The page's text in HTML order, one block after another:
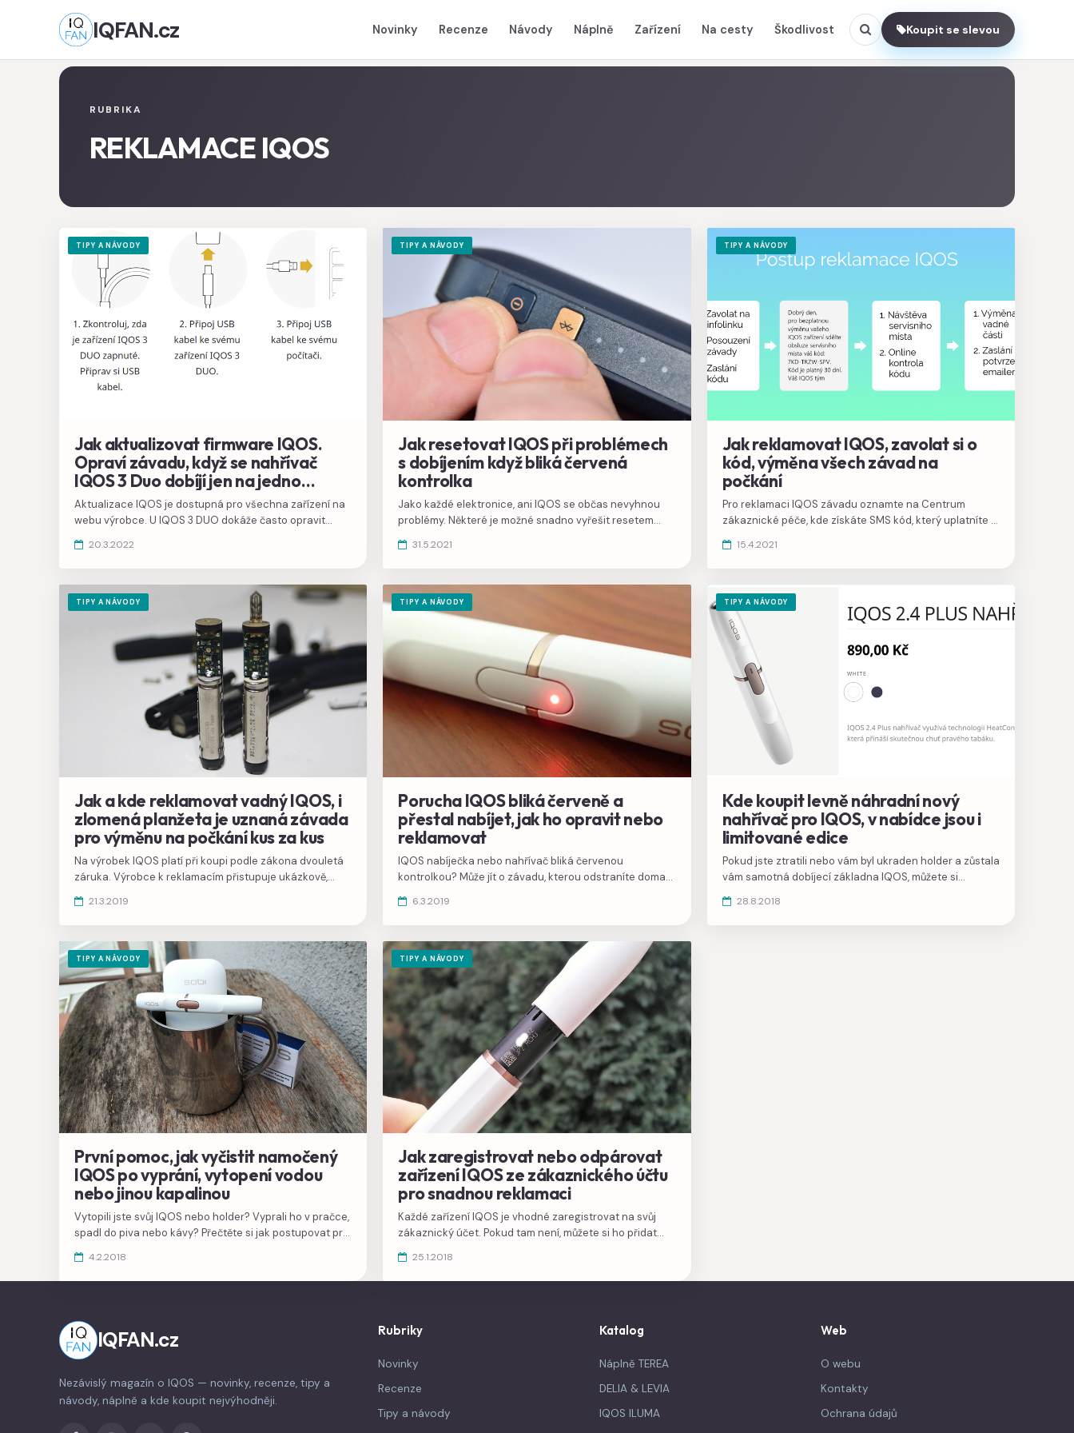
IQFAN.cz Novinky Recenze Návody Náplně Zařízení Na cesty Škodlivost Koupit se slevou
RUBRIKA
REKLAMACE IQOS
TIPY A NÁVODY
Jak aktualizovat firmware IQOS.
Opraví závadu, když se nahřívač
IQOS 3 Duo dobíjí jen na jedno
použití
Aktualizace IQOS je dostupná pro všechna zařízení na
webu výrobce. U IQOS 3 DUO dokáže často opravit
Duo přestane nabíjet na dvě použití HEETS a pak svítí jen
jedna kontrolka.
20.3.2022
TIPY A NÁVODY
Jak resetovat IQOS při problémech
s dobíjením když bliká červená
kontrolka
Jako každé elektronice, ani IQOS se občas nevyhnou
problémy. Některé je možné snadno vyřešit resetem
31.5.2021
TIPY A NÁVODY
Jak reklamovat IQOS, zavolat si o
kód, výměna všech závad na
počkání
Pro reklamaci IQOS závadu oznamte na Centrum
zákaznické péče, kde získáte SMS kód, který uplatníte v
případě mechanického poškození zůstává zachována.
15.4.2021
TIPY A NÁVODY
Jak a kde reklamovat vadný IQOS, i
zlomená planžeta je uznaná závada
pro výměnu na počkání kus za kus
Na výrobek IQOS platí při koupi podle zákona dvouletá
záruka. Výrobce k reklamacím přistupuje ukázkově,
počkání.
21.3.2019
TIPY A NÁVODY
Porucha IQOS bliká červeně a
přestal nabíjet, jak ho opravit nebo
reklamovat
IQOS nabíječka nebo nahřívač bliká červenou
kontrolkou? Může jít o závadu, kterou odstraníte doma
reklamace.
6.3.2019
TIPY A NÁVODY
Kde koupit levně náhradní nový
nahřívač pro IQOS, v nabídce jsou i
limitované edice
Pokud jste ztratili nebo vám byl ukraden holder a zůstala
vám samotná dobíjecí základna IQOS, můžete si
edice. Není to ale příliš výhodné, poradíme vám
výhodnější řešení.
28.8.2018
TIPY A NÁVODY
První pomoc, jak vyčistit namočený
IQOS po vyprání, vytopení vodou
nebo jinou kapalinou
Vytopili jste svůj IQOS nebo holder? Vyprali ho v pračce,
spadl do piva nebo kávy? Přečtěte si jak postupovat pro
vyčištění během prvních okamžiků.
4.2.2018
TIPY A NÁVODY
Jak zaregistrovat nebo odpárovat
zařízení IQOS ze zákaznického účtu
pro snadnou reklamaci
Každé zařízení IQOS je vhodné zaregistrovat na svůj
zákaznický účet. Pokud tam není, můžete si ho přidat
sami i v případě nákupu z bazaru nebo druhé ruky.
25.1.2018
IQFAN.cz
Nezávislý magazín o IQOS — novinky, recenze, tipy a
návody, náplně a kde koupit nejvýhodněji.
Rubriky
Novinky
Recenze
Tipy a návody
Katalog
Náplně TEREA
DELIA & LEVIA
IQOS ILUMA
Web
O webu
Kontakty
Ochrana údajů